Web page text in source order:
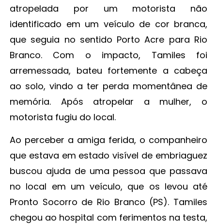
atropelada por um motorista não
identificado em um veículo de cor branca,
que seguia no sentido Porto Acre para Rio
Branco. Com o impacto, Tamiles foi
arremessada, bateu fortemente a cabeça
ao solo, vindo a ter perda momentânea de
memória. Após atropelar a mulher, o
motorista fugiu do local.
Ao perceber a amiga ferida, o companheiro
que estava em estado visível de embriaguez
buscou ajuda de uma pessoa que passava
no local em um veículo, que os levou até
Pronto Socorro de Rio Branco (PS). Tamiles
chegou ao hospital com ferimentos na testa,